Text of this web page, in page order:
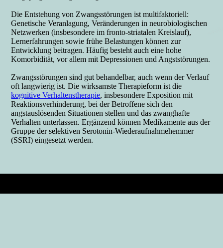
Die Entstehung von Zwangsstörungen ist multifaktoriell:
Genetische Veranlagung, Veränderungen in neurobiologischen
Netzwerken (insbesondere im fronto-striatalen Kreislauf),
Lernerfahrungen sowie frühe Belastungen können zur
Entwicklung beitragen. Häufig besteht auch eine hohe
Komorbidität, vor allem mit Depressionen und Angststörungen.
Zwangsstörungen sind gut behandelbar, auch wenn der Verlauf
oft langwierig ist. Die wirksamste Therapieform ist die
kognitive Verhaltenstherapie, insbesondere Exposition mit
Reaktionsverhinderung, bei der Betroffene sich den
angstauslösenden Situationen stellen und das zwanghafte
Verhalten unterlassen. Ergänzend können Medikamente aus der
Gruppe der selektiven Serotonin-Wiederaufnahmehemmer
(SSRI) eingesetzt werden.